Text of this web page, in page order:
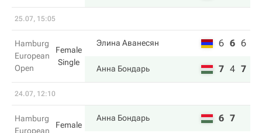
25.07, 15:05
Hamburg
European
Open
Female
Single
Элина Аванесян 6 6 6
Анна Бондарь 7 4 7
24.07, 12:10
Hamburg
European
Female
Анна Бондарь 6 7